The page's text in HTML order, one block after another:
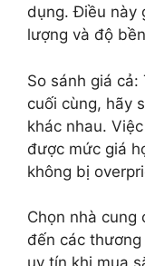
dụng. Điều này
lượng và độ
So sánh giá
cuối cùng, hãy
khác nhau.
được mức giá
không bị
Chọn nhà cung
đến các
uy tín khi mua